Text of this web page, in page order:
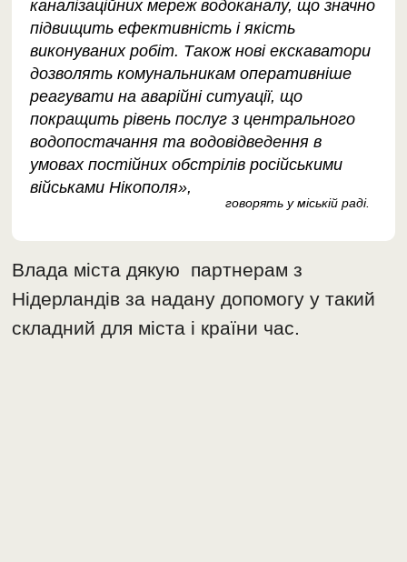
каналізаційних мереж водоканалу, що значно
підвищить ефективність і якість
виконуваних робіт. Також нові екскаватори
дозволять комунальникам оперативніше
реагувати на аварійні ситуації, що
покращить рівень послуг з центрального
водопостачання та водовідведення в
умовах постійних обстрілів російськими
військами Нікополя»,
говорять у міській раді.
Влада міста дякую партнерам з
Нідерландів за надану допомогу у такий
складний для міста і країни час.